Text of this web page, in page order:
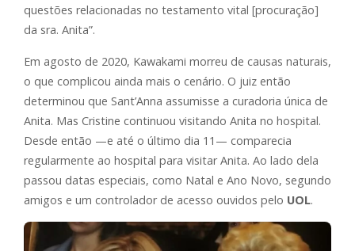
questões relacionadas no testamento vital [procuração]
da sra. Anita”.
Em agosto de 2020, Kawakami morreu de causas naturais,
o que complicou ainda mais o cenário. O juiz então
determinou que Sant’Anna assumisse a curadoria única de
Anita. Mas Cristine continuou visitando Anita no hospital.
Desde então —e até o último dia 11— comparecia
regularmente ao hospital para visitar Anita. Ao lado dela
passou datas especiais, como Natal e Ano Novo, segundo
amigos e um controlador de acesso ouvidos pelo UOL.